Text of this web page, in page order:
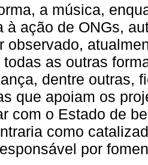
a música,
à ação de ONGs,
observado,
todas as outras
dentre outras,
que apoiam os
com o Estado de
como
por